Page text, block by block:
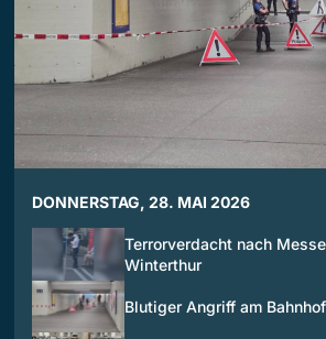
DONNERSTAG, 28. MAI 2026
Terrorverdacht nach
Winterthur
Blutiger Angriff am